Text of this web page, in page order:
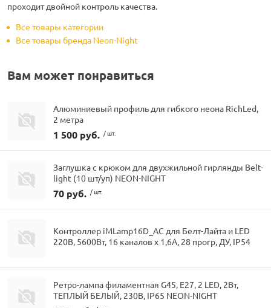
проходит двойной контроль качества.
Все товары категории
Все товары бренда Neon-Night
Вам может понравиться
Алюминиевый профиль для гибкого неона RichLed,
2 метра
1 500 руб. / шт.
Заглушка с крюком для двухжильной гирлянды Belt-
light (10 шт/уп) NEON-NIGHT
70 руб. / шт.
Контроллер iMLamp16D_AC для Белт-Лайта и LED
220В, 5600Вт, 16 каналов х 1,6А, 28 прогр, ДУ, IP54
Ретро-лампа филаментная G45, E27, 2 LED, 2Вт,
ТЕПЛЫЙ БЕЛЫЙ, 230В, IP65 NEON-NIGHT